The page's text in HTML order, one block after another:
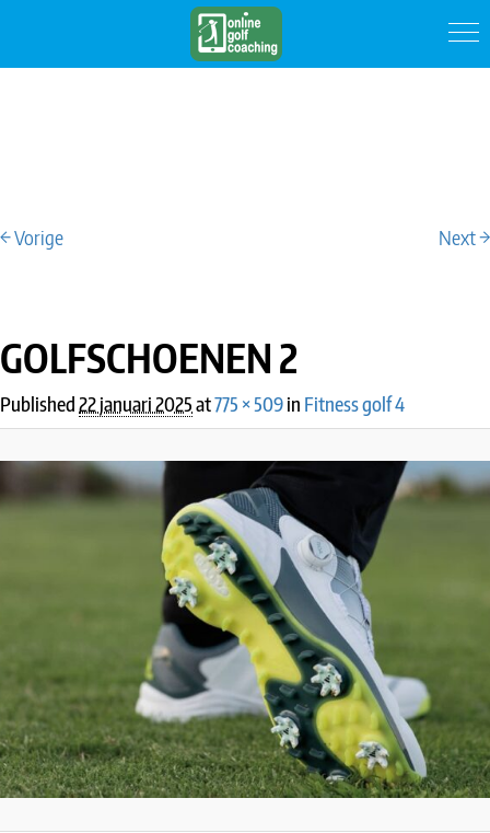
IMAGE NAVIGATION
← Vorige Next →
GOLFSCHOENEN 2
Published22 januari 2025at775 × 509in Fitness golf 4